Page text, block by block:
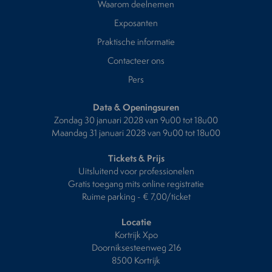
Waarom deelnemen
Exposanten
Praktische informatie
Contacteer ons
Pers
Data & Openingsuren
Zondag 30 januari 2028 van 9u00 tot 18u00
Maandag 31 januari 2028 van 9u00 tot 18u00
Tickets & Prijs
Uitsluitend voor professionelen
Gratis toegang mits online registratie
Ruime parking - € 7,00/ticket
Locatie
Kortrijk Xpo
Doorniksesteenweg 216
8500 Kortrijk